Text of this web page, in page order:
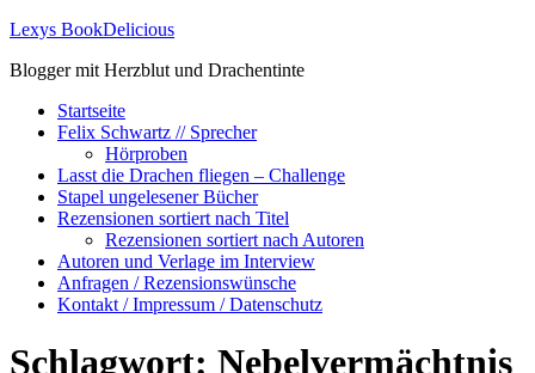
Lexys BookDelicious
Blogger mit Herzblut und Drachentinte
Startseite
Felix Schwartz // Sprecher
Hörproben
Lasst die Drachen fliegen – Challenge
Stapel ungelesener Bücher
Rezensionen sortiert nach Titel
Rezensionen sortiert nach Autoren
Autoren und Verlage im Interview
Anfragen / Rezensionswünsche
Kontakt / Impressum / Datenschutz
Schlagwort: Nebelvermächtnis